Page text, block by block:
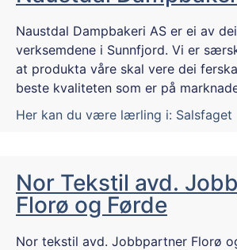
Naustdal Dampbakeri AS er ei av
verksemdene i Sunnfjord. Vi er
at produkta våre skal vere dei
beste kvaliteten som er på
Her kan du være lærling i: Salsfaget
Nor Tekstil avd.
Florø og Førde
Nor tekstil avd. Jobbpartner Florø